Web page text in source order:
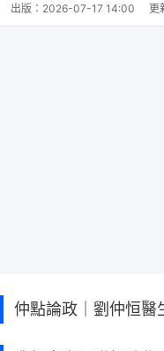
出版： 2026-07-17 14:00 更
仲點論政｜劉仲恒醫